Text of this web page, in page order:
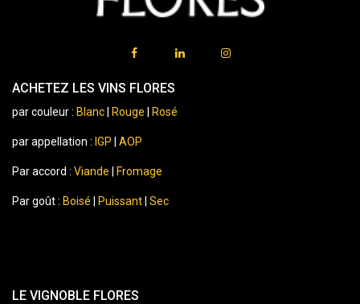
ACHETEZ LES VINS FLORES
par couleur : Blanc Rouge Rosé
par appellation : IGP AOP
Par accord : Viande Fromage
Par goût : Boisé Puissant Sec
LE VIGNOBLE FLORES